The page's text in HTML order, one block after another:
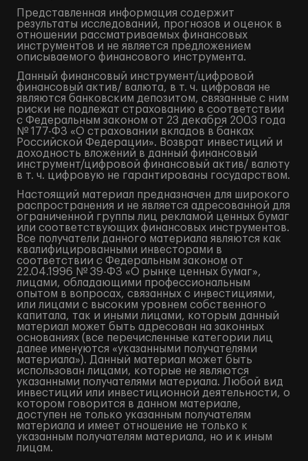
Представленная информация содержит
результаты исследований, прогнозов и оценок в
отношении рассматриваемых финансовых
инструментов и не является предложением
описываемого финансового инструмента.
Данный финансовый инструмент/цифровой
финансовый актив/ валюта, в т. ч. цифровая не
являются банковским депозитом, связанные с ним
риски не подлежат страхованию в соответствии
с Федеральным законом от 23 декабря 2003 года
№ 177-ФЗ «О страховании вкладов в банках
Российской Федерации». Возврат инвестиций и
доходность вложений в данный финансовый
инструмент/цифровой финансовый актив/ валюту
в т. ч. цифровую не гарантированы государством.
Настоящий материал предназначен для широкого
распространения и не является адресованной для
ограниченной группы лиц рекламой ценных бумаг
или соответствующих финансовых инструментов.
Все получатели данного материала являются как
квалифицированными инвесторами в
соответствии с Федеральным законом от
22.04.1996 № 39-ФЗ «О рынке ценных бумаг»,
лицами, обладающими профессиональным
опытом в вопросах, связанных с инвестициями,
или лицами с высоким уровнем собственного
капитала, так и иными лицами, которым данный
материал может быть адресован на законных
основаниях (все перечисленные категории лиц
далее именуются «указанными получателями
материала»). Данный материал может быть
использован лицами, которые не являются
указанными получателями материала. Любой вид
инвестиций или инвестиционной деятельности, о
котором говорится в данном материале,
доступен не только указанным получателям
материала и имеет отношение не только к
указанным получателям материала, но и к иным
лицам.